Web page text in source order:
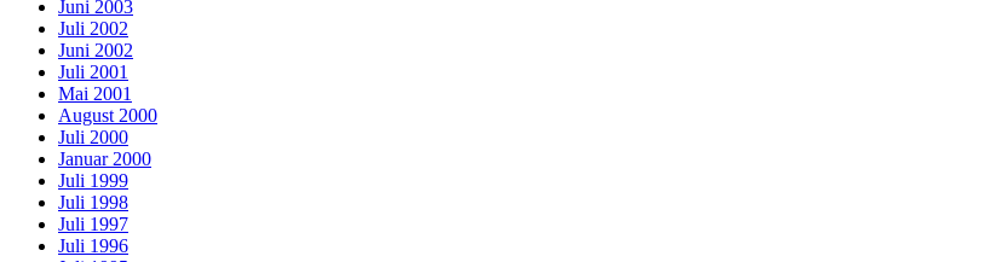
Juni 2003
Juli 2002
Juni 2002
Juli 2001
Mai 2001
August 2000
Juli 2000
Januar 2000
Juli 1999
Juli 1998
Juli 1997
Juli 1996